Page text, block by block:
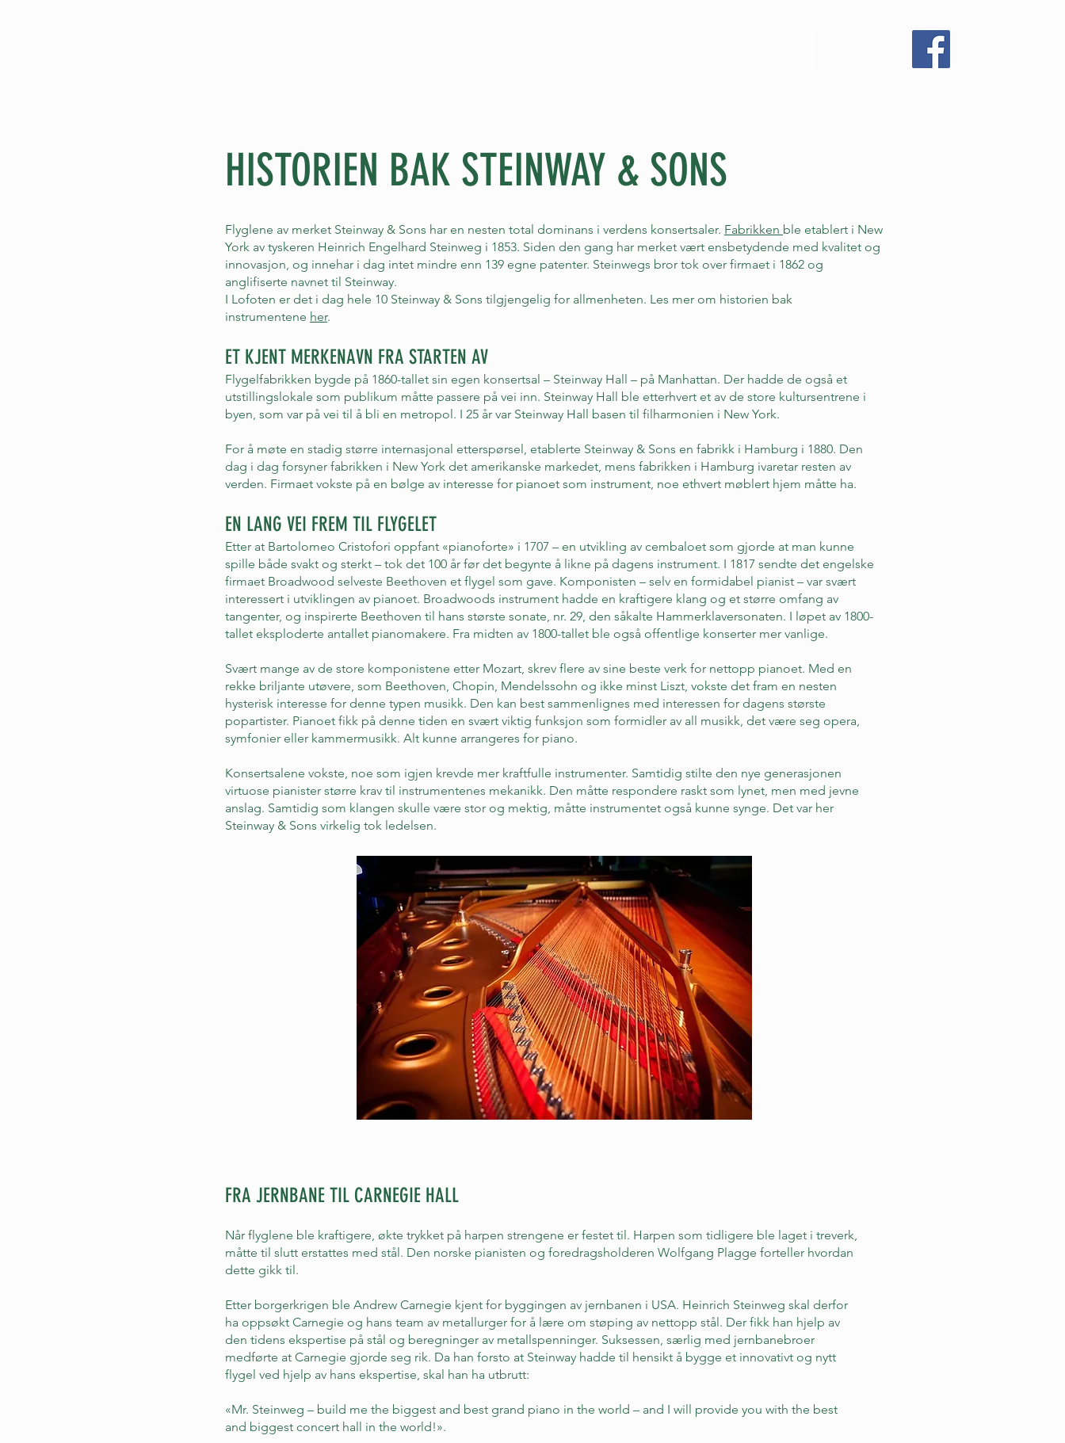
HISTORIEN BAK STEINWAY & SONS
Flyglene av merket Steinway & Sons har en nesten total dominans i verdens konsertsaler. Fabrikken ble etablert i New
York av tyskeren Heinrich Engelhard Steinweg i 1853. Siden den gang har merket vært ensbetydende med kvalitet og
innovasjon, og innehar i dag intet mindre enn 139 egne patenter. Steinwegs bror tok over firmaet i 1862 og
anglifiserte navnet til Steinway.
I Lofoten er det i dag hele 10 Steinway & Sons tilgjengelig for allmenheten. Les mer om historien bak
instrumentene her.
ET KJENT MERKENAVN FRA STARTEN AV
Flygelfabrikken bygde på 1860-tallet sin egen konsertsal – Steinway Hall – på Manhattan. Der hadde de også et
utstillingslokale som publikum måtte passere på vei inn. Steinway Hall ble etterhvert et av de store kultursentrene i
byen, som var på vei til å bli en metropol. I 25 år var Steinway Hall basen til filharmonien i New York.
For å møte en stadig større internasjonal etterspørsel, etablerte Steinway & Sons en fabrikk i Hamburg i 1880. Den
dag i dag forsyner fabrikken i New York det amerikanske markedet, mens fabrikken i Hamburg ivaretar resten av
verden. Firmaet vokste på en bølge av interesse for pianoet som instrument, noe ethvert møblert hjem måtte ha.
EN LANG VEI FREM TIL FLYGELET
Etter at Bartolomeo Cristofori oppfant «pianoforte» i 1707 – en utvikling av cembaloet som gjorde at man kunne
spille både svakt og sterkt – tok det 100 år før det begynte å likne på dagens instrument. I 1817 sendte det engelske
firmaet Broadwood selveste Beethoven et flygel som gave. Komponisten – selv en formidabel pianist – var svært
interessert i utviklingen av pianoet. Broadwoods instrument hadde en kraftigere klang og et større omfang av
tangenter, og inspirerte Beethoven til hans største sonate, nr. 29, den såkalte Hammerklaversonaten. I løpet av 1800-
tallet eksploderte antallet pianomakere. Fra midten av 1800-tallet ble også offentlige konserter mer vanlige.
Svært mange av de store komponistene etter Mozart, skrev flere av sine beste verk for nettopp pianoet. Med en
rekke briljante utøvere, som Beethoven, Chopin, Mendelssohn og ikke minst Liszt, vokste det fram en nesten
hysterisk interesse for denne typen musikk. Den kan best sammenlignes med interessen for dagens største
popartister. Pianoet fikk på denne tiden en svært viktig funksjon som formidler av all musikk, det være seg opera,
symfonier eller kammermusikk. Alt kunne arrangeres for piano.
Konsertsalene vokste, noe som igjen krevde mer kraftfulle instrumenter. Samtidig stilte den nye generasjonen
virtuose pianister større krav til instrumentenes mekanikk. Den måtte respondere raskt som lynet, men med jevne
anslag. Samtidig som klangen skulle være stor og mektig, måtte instrumentet også kunne synge. Det var her
Steinway & Sons virkelig tok ledelsen.
FRA JERNBANE TIL CARNEGIE HALL
Når flyglene ble kraftigere, økte trykket på harpen strengene er festet til. Harpen som tidligere ble laget i treverk,
måtte til slutt erstattes med stål. Den norske pianisten og foredragsholderen Wolfgang Plagge forteller hvordan
dette gikk til.
Etter borgerkrigen ble Andrew Carnegie kjent for byggingen av jernbanen i USA. Heinrich Steinweg skal derfor
ha oppsøkt Carnegie og hans team av metallurger for å lære om støping av nettopp stål. Der fikk han hjelp av
den tidens ekspertise på stål og beregninger av metallspenninger. Suksessen, særlig med jernbanebroer
medførte at Carnegie gjorde seg rik. Da han forsto at Steinway hadde til hensikt å bygge et innovativt og nytt
flygel ved hjelp av hans ekspertise, skal han ha utbrutt:
«Mr. Steinweg – build me the biggest and best grand piano in the world – and I will provide you with the best
and biggest concert hall in the world!».